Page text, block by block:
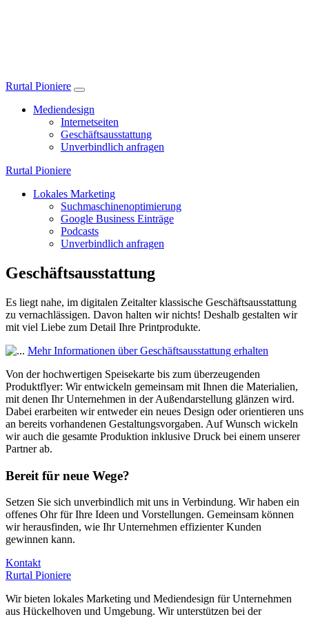
Rurtal Pioniere
Mediendesign
Internetseiten
Geschäftsausstattung
Unverbindlich anfragen
Rurtal Pioniere
Lokales Marketing
Suchmaschinenoptimierung
Google Business Einträge
Podcasts
Unverbindlich anfragen
Geschäftsausstattung
Es liegt nahe, im digitalen Zeitalter klassische Geschäftsausstattung
zu vernachlässigen. Davon halten wir nichts! Deshalb gestalten wir
mit viel Liebe zum Detail Ihre Printprodukte.
Mehr Informationen über Geschäftsausstattung erhalten
Von der hochwertigen Speisekarte bis zum überzeugenden
Produktflyer: Wir entwickeln gemeinsam mit Ihnen die Materialien,
mit denen Ihr Unternehmen in der Außendarstellung glänzen wird.
Dabei erarbeiten wir entweder ein neues Design oder orientieren uns
an bereits vorhandenen Gestaltungsvorgaben. Auf Wunsch wickeln
wir auch die gesamte Produktion inklusive Druck bei einem unserer
Partner ab.
Bereit für neue Wege?
Setzen Sie sich unverbindlich mit uns in Verbindung. Wir haben ein
offenes Ohr für Ihre Ideen und Vorstellungen. Gemeinsam können
wir herausfinden, wie Ihr Unternehmen effizienter Kunden
gewinnen kann.
Kontakt
Rurtal Pioniere
Wir bieten lokales Marketing und Mediendesign für Unternehmen
aus Hückelhoven und Umgebung. Wir unterstützen bei der